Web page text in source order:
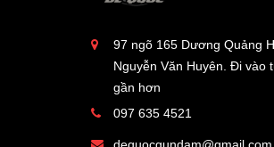
97 ngõ 165 Dương Quảng
Nguyễn Văn Huyên. Đi vào
gần hơn
097 635 4521
dequocgundam@gmail.com